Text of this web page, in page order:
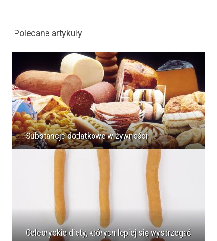
Polecane artykuły
Substancje dodatkowe w żywności
Celebryckie diety, których lepiej się wystrzegać